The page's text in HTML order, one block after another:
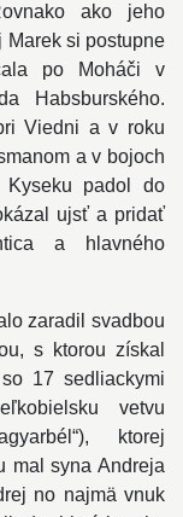
ako jeho
si postupne
po Moháči v
Habsburského.
Viedni a v roku
a v bojoch
Kyseku padol do
ujsť a pridať
a hlavného
zaradil svadbou
s ktorou získal
17 sedliackymi
vetvu
ktorej
mal syna Andreja
no najmä vnuk